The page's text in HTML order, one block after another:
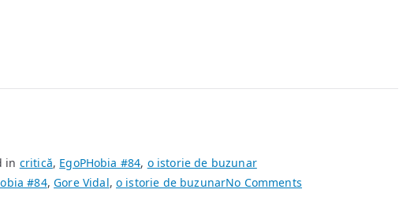
in critică, EgoPHobia #84, o istorie de buzunar
#84,Gore Vidal, o istorie de buzunarNo Commentson